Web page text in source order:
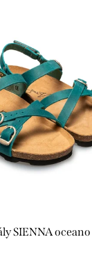
SIENNA oceano